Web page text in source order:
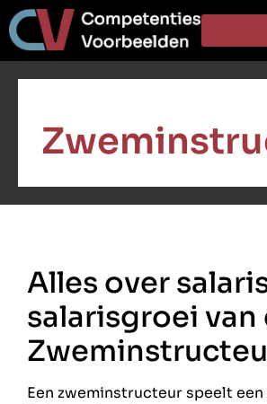
Alles over
salarisgroei van
Een zweminstructeur speelt